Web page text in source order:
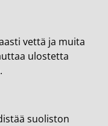
vettä ja muita
ulostetta
suoliston